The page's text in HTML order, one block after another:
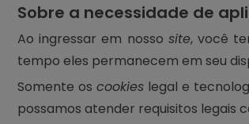
Sobre a necessidade de
Ao ingressar em nosso site, você
tempo eles permanecem em seu
Somente os cookieslegal e
possamos atender requisitos legais